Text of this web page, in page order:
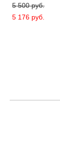
5 500 pуб.
5 176 pуб.